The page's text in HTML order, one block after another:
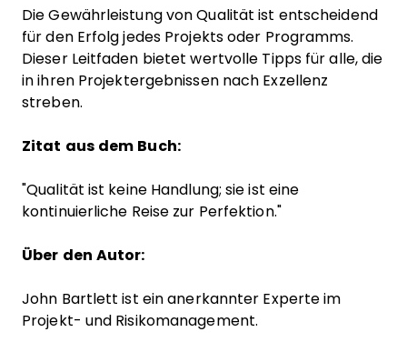
Die Gewährleistung von Qualität ist entscheidend
für den Erfolg jedes Projekts oder Programms.
Dieser Leitfaden bietet wertvolle Tipps für alle, die
in ihren Projektergebnissen nach Exzellenz
streben.
Zitat aus dem Buch:
"Qualität ist keine Handlung; sie ist eine
kontinuierliche Reise zur Perfektion."
Über den Autor:
John Bartlett ist ein anerkannter Experte im
Projekt- und Risikomanagement.